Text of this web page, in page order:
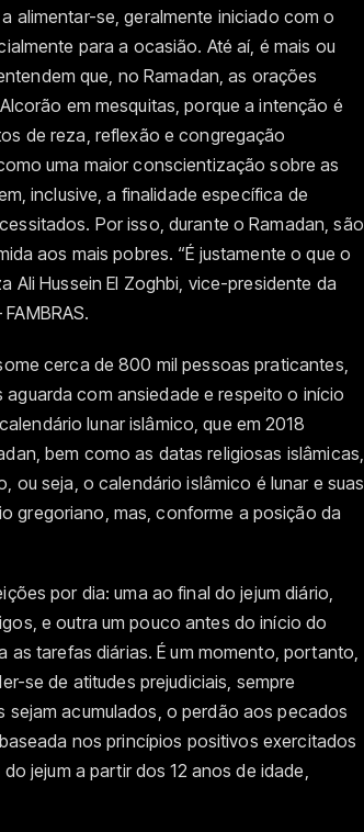
alimentar-se, geralmente iniciado com o
para a ocasião. Até aí, é mais ou
que, no Ramadan, as orações
em mesquitas, porque a intenção é
de reza, reflexão e congregação
uma maior conscientização sobre as
inclusive, a finalidade específica de
Por isso, durante o Ramadan, são
aos mais pobres. “É justamente o que o
Ali Hussein El Zoghbi, vice-presidente da
cerca de 800 mil pessoas praticantes,
com ansiedade e respeito o início
lunar islâmico, que em 2018
bem como as datas religiosas islâmicas,
ou seja, o calendário islâmico é lunar e suas
gregoriano, mas, conforme a posição da
por dia: uma ao final do jejum diário,
e outra um pouco antes do início do
as tarefas diárias. É um momento, portanto,
se de atitudes prejudiciais, sempre
acumulados, o perdão aos pecados
nos princípios positivos exercitados
jejum a partir dos 12 anos de idade,